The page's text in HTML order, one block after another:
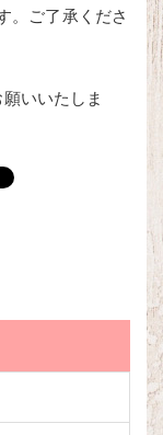
。ご了承くださ
いいたしま